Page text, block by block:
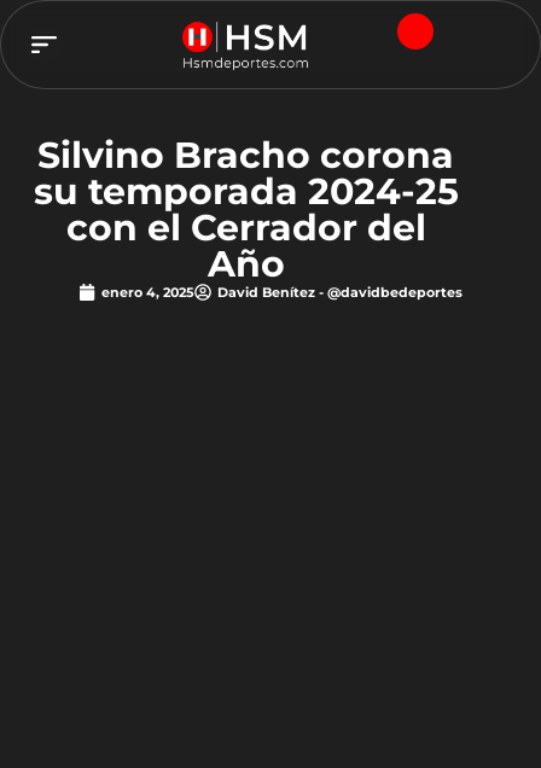
Silvino Bracho corona
su temporada 2024-25
con el Cerrador del
Año
enero 4, 2025 David Benítez - @davidbedeportes